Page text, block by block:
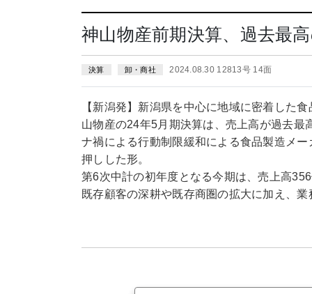
神山物産前期決算、過去最
決算 卸・商社 2024.08.30 12813号 14面
【新潟発】新潟県を中心に地域に密着した
山物産の24年5月期決算は、売上高が過去
ナ禍による行動制限緩和による食品製造メ
押しした形。
第6次中計の初年度となる今期は、売上高
既存顧客の深耕や既存商圏の拡大に加え、